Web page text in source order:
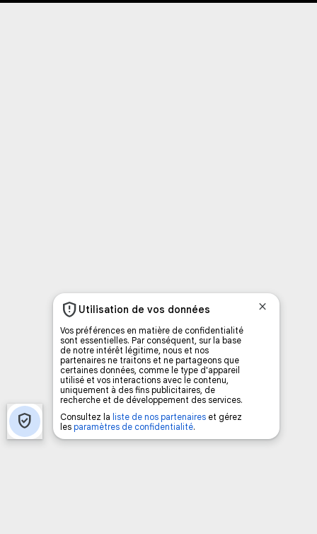
Ajoutez un signet FM 103,3 sur votre écran
d’accueil rapidement.
Voici la procédure ;)
À partir de votre téléphone, allez sur le site
internet de la Radio allumée au
www.fm1033.ca
Ensuite cliquez sur l’icône situé au bas de
votre écran